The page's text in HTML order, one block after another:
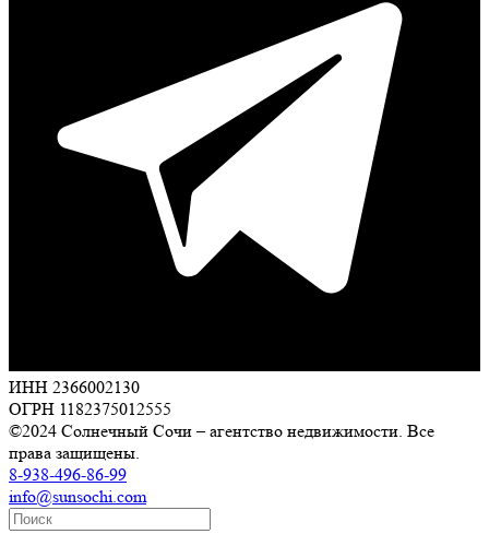
ИНН 2366002130
ОГРН 1182375012555
©2024 Солнечный Сочи – агентство недвижимости. Все
права защищены.
8-938-496-86-99
info@sunsochi.com